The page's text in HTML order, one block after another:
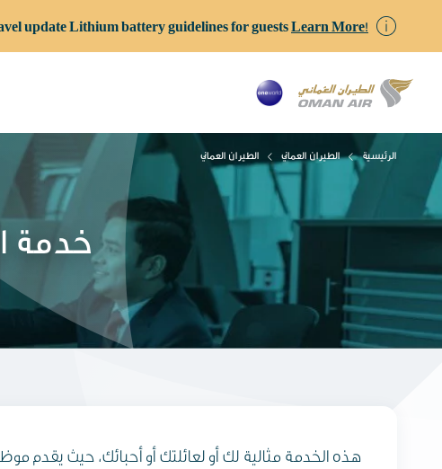
update Lithium battery guidelines for guestsLearn More!
خدمة
الرئيسية الطيران العماني الطيران العماني
هذه الخدمة مثالية لك أو لعائلتك أو أحبائك، حيث يقدم